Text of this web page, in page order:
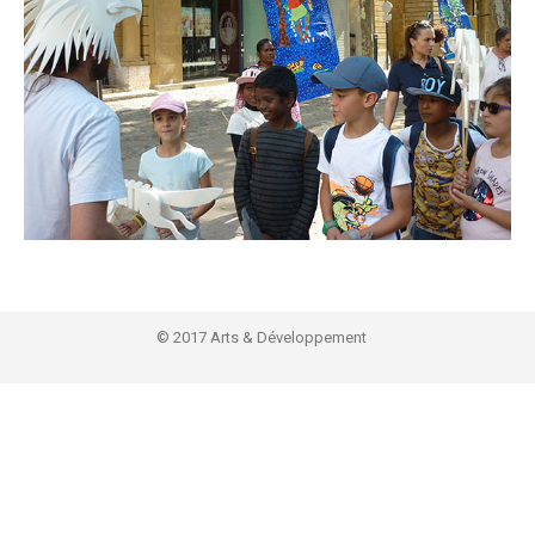
© 2017 Arts & Développement